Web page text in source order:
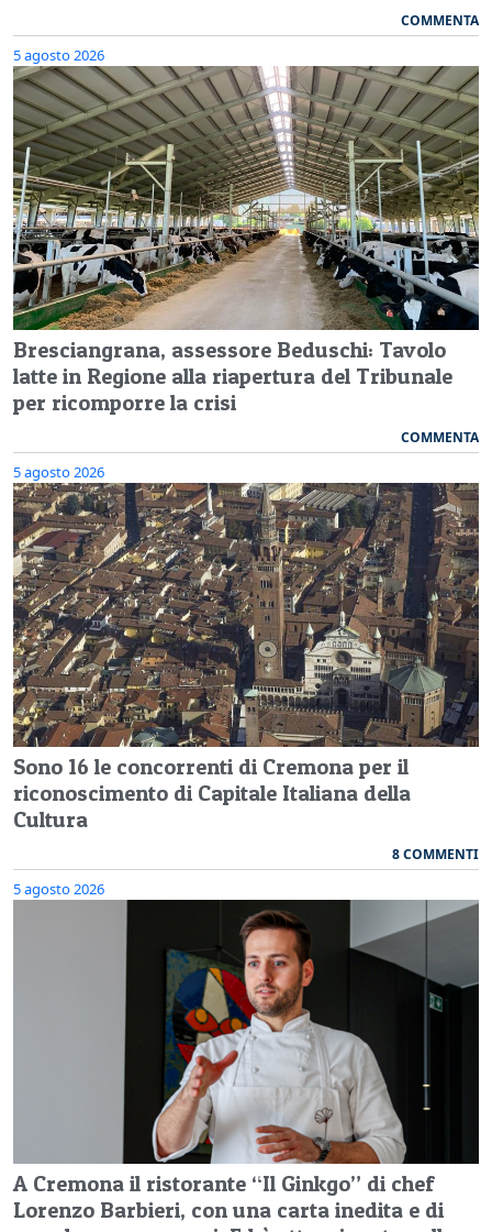
COMMENTA
5 agosto 2026
Bresciangrana, assessore Beduschi: Tavolo
latte in Regione alla riapertura del Tribunale
per ricomporre la crisi
COMMENTA
5 agosto 2026
Sono 16 le concorrenti di Cremona per il
riconoscimento di Capitale Italiana della
Cultura
8 COMMENTI
5 agosto 2026
A Cremona il ristorante “Il Ginkgo” di chef
Lorenzo Barbieri, con una carta inedita e di